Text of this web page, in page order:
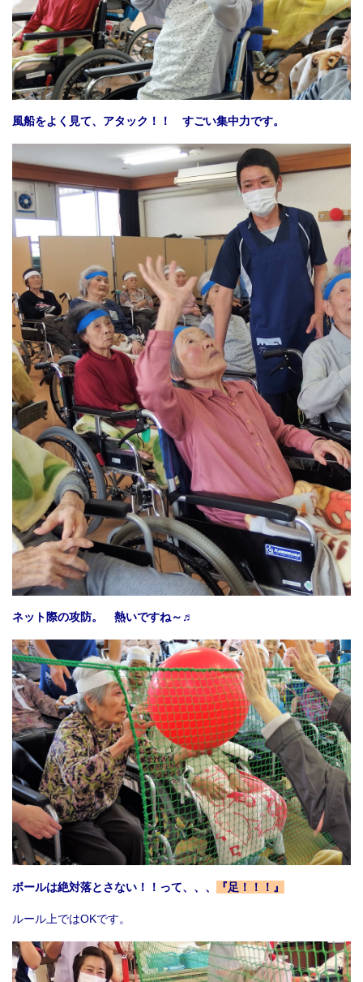
風船をよく見て、アタック！！ すごい集中力です。
ネット際の攻防。 熱いですね～♬
ボールは絶対落とさない！！って、、、 『足！！！』
ルール上ではOKです。